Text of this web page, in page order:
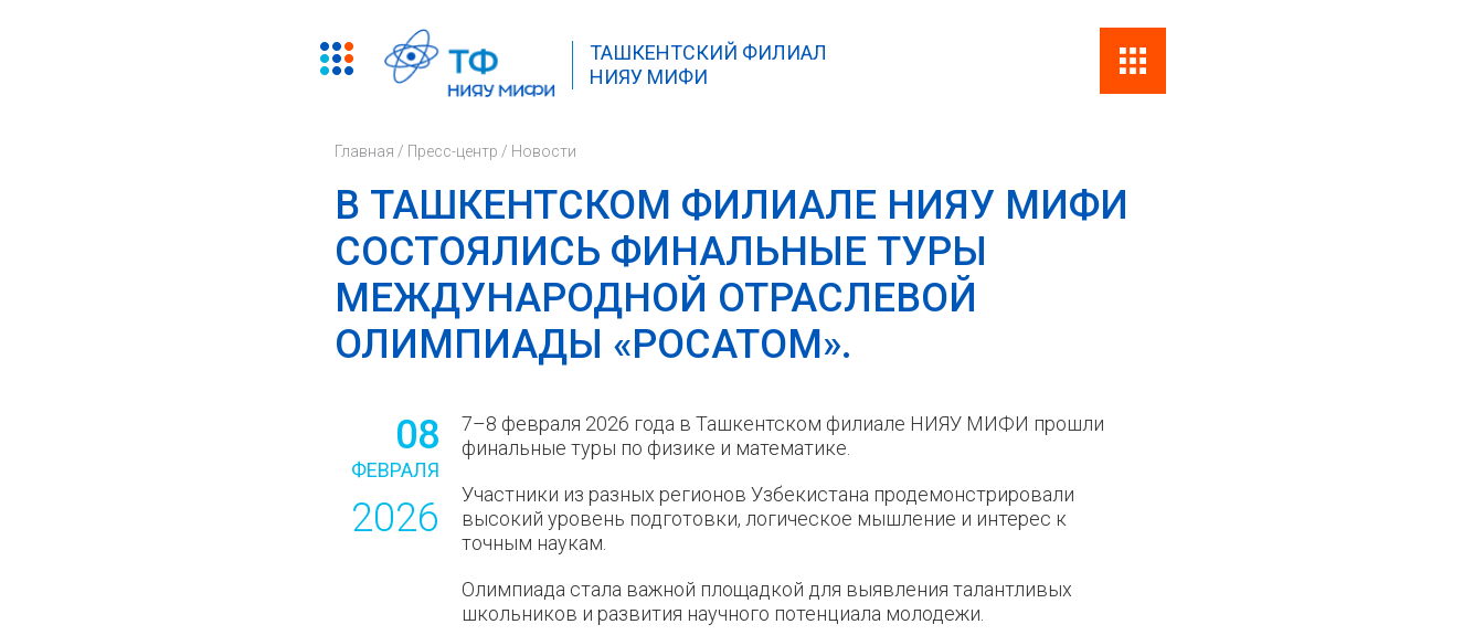
ТАШКЕНТСКИЙ ФИЛИАЛ
НИЯУ МИФИ
Главная / Пресс-центр / Новости
В ТАШКЕНТСКОМ ФИЛИАЛЕ НИЯУ МИФИ
СОСТОЯЛИСЬ ФИНАЛЬНЫЕ ТУРЫ
МЕЖДУНАРОДНОЙ ОТРАСЛЕВОЙ
ОЛИМПИАДЫ «РОСАТОМ».
08
ФЕВРАЛЯ
2026
7–8 февраля 2026 года в Ташкентском филиале НИЯУ МИФИ прошли
финальные туры по физике и математике.
Участники из разных регионов Узбекистана продемонстрировали
высокий уровень подготовки, логическое мышление и интерес к
точным наукам.
Олимпиада стала важной площадкой для выявления талантливых
школьников и развития научного потенциала молодежи.